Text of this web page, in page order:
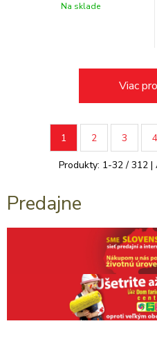
Na sklade
Viac
1 2 3 4
Produkty: 1-32/ 312 |
Predajne